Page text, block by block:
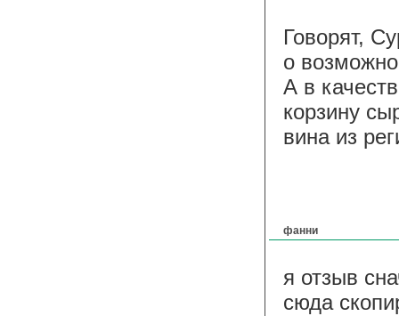
Говорят,
о
А в
корзину
вина из
фанни
я отзыв
сюда